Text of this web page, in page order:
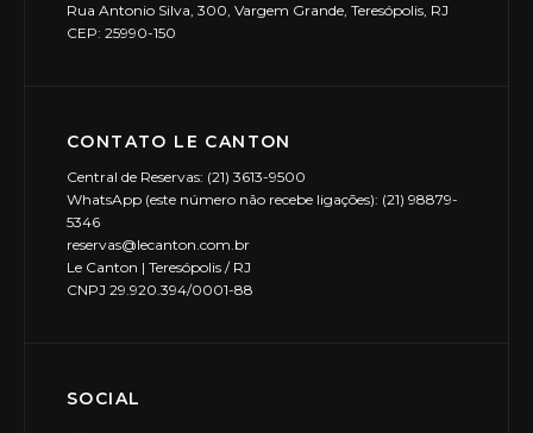
Rua Antonio Silva, 300, Vargem Grande, Teresópolis, RJ
CEP: 25990-150
CONTATO LE CANTON
Central de Reservas: (21) 3613-9500
WhatsApp (este número não recebe ligações): (21) 98879-
5346
reservas@lecanton.com.br
Le Canton | Teresópolis / RJ
CNPJ 29.920.394/0001-88
SOCIAL